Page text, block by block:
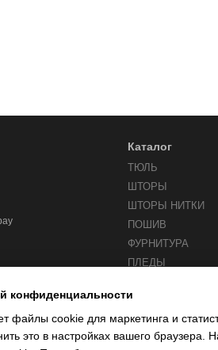
Каталог
ТЮЛЬ
ШТОРЫ
ШТОРЫ НИТКИ
ПОШИВ
ФУРНИТУРА
ПЛЕДЫ
конфиденциальности
файлы cookie для маркетинга и
это в настройках вашего браузера.